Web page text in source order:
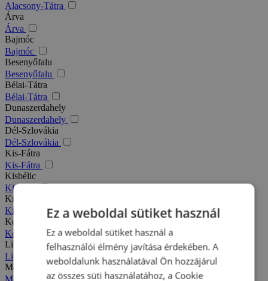
Alacsony-Tátra
Árva
Árva
Bajmóc
Bajmóc
Besenyőfalu
Besenyőfalu
Bélai-Tátra
Bélai-Tátra
Dunaszerdahely
Dunaszerdahely
Dél-Szlovákia
Dél-Szlovákia
Kis-Fátra
Kis-Fátra
Kisbélic
Kisbélic
Kiszucai-Beszkidek
Kiszucai-Beszkidek
Komárno
Komárno
Liptó
Liptó
Magas-Tátra
Ez a weboldal sütiket használ
Ez a weboldal sütiket használ a
felhasználói élmény javítása érdekében. A
weboldalunk használatával Ön hozzájárul
az összes süti használatához, a Cookie